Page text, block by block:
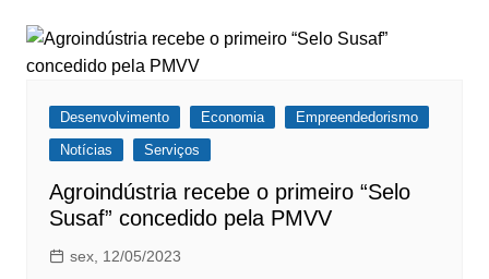
Desenvolvimento Economia
Empreendedorismo
Notícias
Serviços
Agroindústria recebe o primeiro “Selo
Susaf” concedido pela PMVV
sex, 12/05/2023